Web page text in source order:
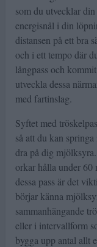
som du utvecklar
energisnål i din
distansen på ett bra
och i ett tempo där
långpass och
utveckla dessa
med fartinslag.
Syftet med
så att du kan
dra på dig
orkar hålla under 60
dessa pass är det
börjar känna
sammanhängande
eller i intervallform
bygga upp antal allt